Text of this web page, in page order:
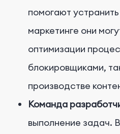
помогают
маркетинге они
оптимизации
блокировщиками,
производстве
Команда
выполнение задач.